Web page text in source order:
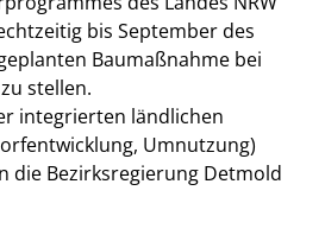
bis September des
Baumaßnahme bei
stellen.
integrierten ländlichen
Umnutzung)
die Bezirksregierung Detmold